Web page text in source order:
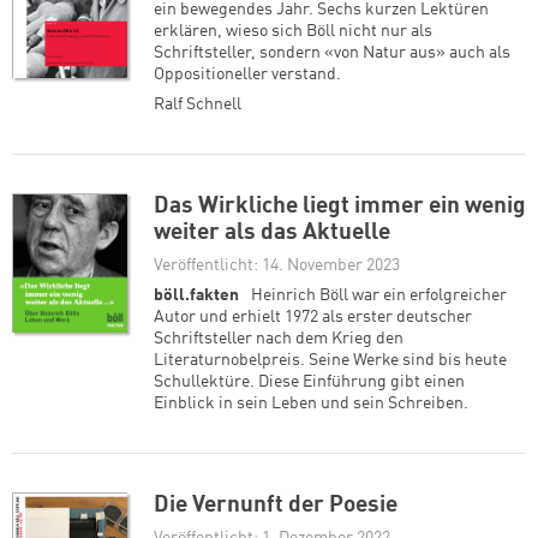
ein bewegendes Jahr. Sechs kurzen Lektüren
erklären, wieso sich Böll nicht nur als
Schriftsteller, sondern «von Natur aus» auch als
Oppositioneller verstand.
Ralf Schnell
Das Wirkliche liegt immer ein wenig
weiter als das Aktuelle
Veröffentlicht: 14. November 2023
böll.fakten
Heinrich Böll war ein erfolgreicher
Autor und erhielt 1972 als erster deutscher
Schriftsteller nach dem Krieg den
Literaturnobelpreis. Seine Werke sind bis heute
Schullektüre. Diese Einführung gibt einen
Einblick in sein Leben und sein Schreiben.
Die Vernunft der Poesie